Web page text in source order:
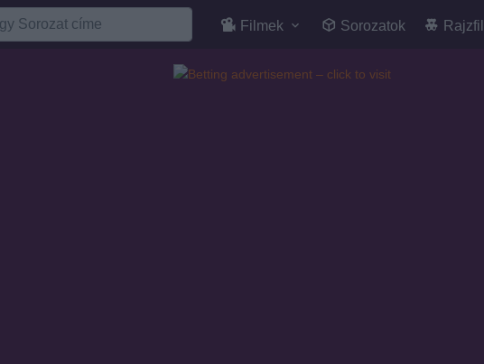
Filmek Sorozatok